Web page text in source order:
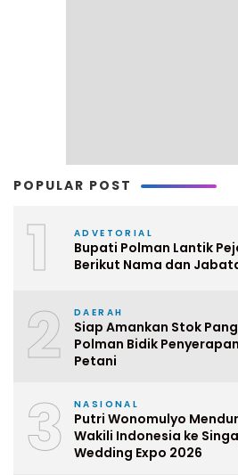
POPULAR POST
1 ADVETORIAL
Bupati Polman Lantik
Berikut Nama dan
2 DAERAH
Siap Amankan Stok
Polman Bidik
Petani
3 NASIONAL
Putri Wonomulyo
Wakili Indonesia ke
Wedding Expo 2026